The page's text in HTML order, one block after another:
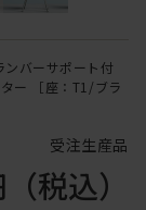
バーサポート付
ー ［座：T1/ブラ
受注生産品
（税込）